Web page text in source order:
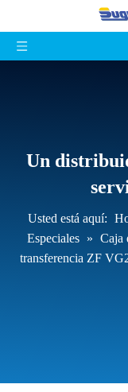
Un
Usted está aquí:
Especiales
» Caja
transferencia ZF